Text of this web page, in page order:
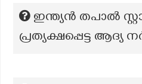
ഇന്ത്യൻ തപാൽ
പ്രത്യക്ഷപ്പെട്ട ആദ്യ